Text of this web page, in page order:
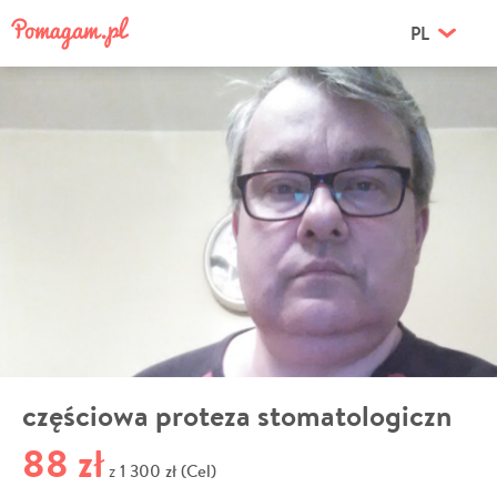
PL
częściowa proteza stomatologiczn
88 zł z 1 300 zł (Cel)